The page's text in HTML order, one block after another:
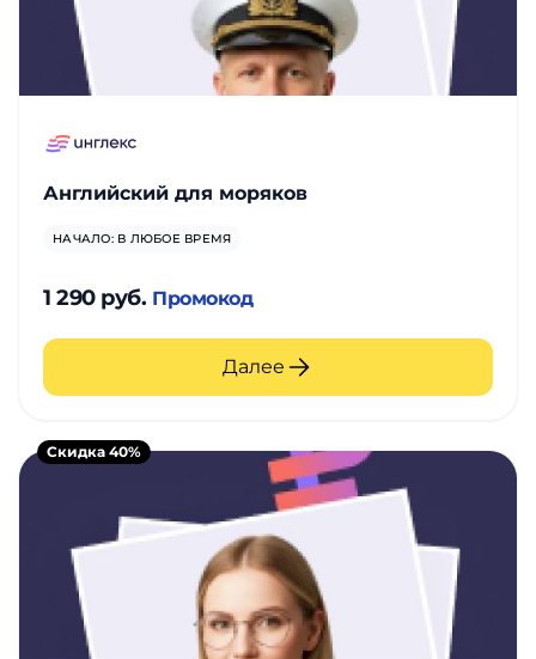
Английский для моряков
НАЧАЛО: В ЛЮБОЕ ВРЕМЯ
1 290 руб. Промокод
Далее
Скидка 40%